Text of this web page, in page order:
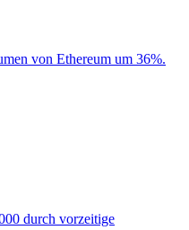
von Ethereum um 36%.
durch vorzeitige